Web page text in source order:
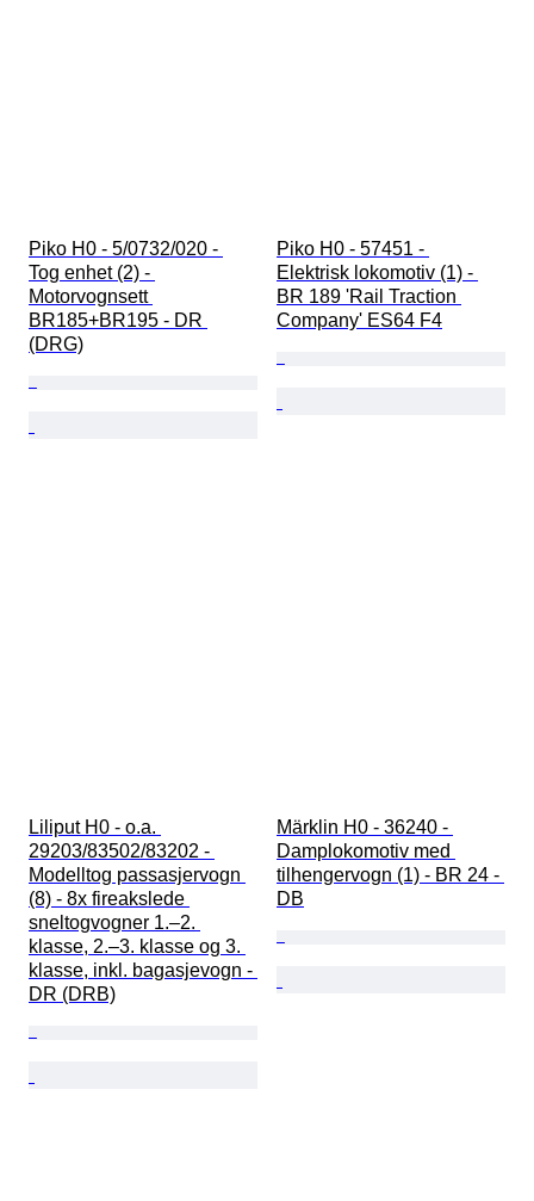
Piko H0 - 5/0732/020 -
Tog enhet (2) -
Motorvognsett
BR185+BR195 - DR
(DRG)
Piko H0 - 57451 -
Elektrisk lokomotiv (1) -
BR 189 'Rail Traction
Company' ES64 F4
Liliput H0 - o.a.
29203/83502/83202 -
Modelltog passasjervogn
(8) - 8x fireakslede
sneltogvogner 1.–2.
klasse, 2.–3. klasse og 3.
klasse, inkl. bagasjevogn -
DR (DRB)
Märklin H0 - 36240 -
Damplokomotiv med
tilhengervogn (1) - BR 24 -
DB